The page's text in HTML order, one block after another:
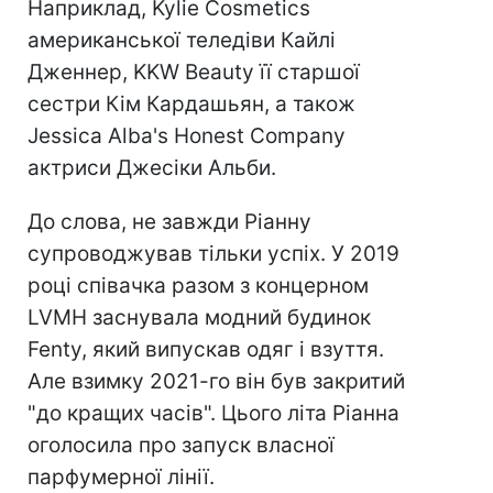
Наприклад, Kylie Cosmetics
американської теледіви Кайлі
Дженнер, KKW Beauty її старшої
сестри Кім Кардашьян, а також
Jessica Alba's Honest Company
актриси Джесіки Альби.
До слова, не завжди Ріанну
супроводжував тільки успіх. У 2019
році співачка разом з концерном
LVMH заснувала модний будинок
Fenty, який випускав одяг і взуття.
Але взимку 2021-го він був закритий
"до кращих часів". Цього літа Ріанна
оголосила про запуск власної
парфумерної лінії.